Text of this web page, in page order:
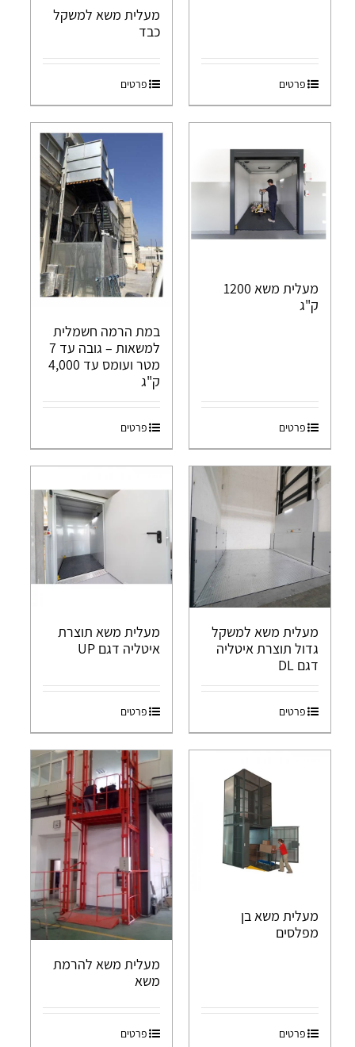
פרטים
מעלית משא למשקל
כבד
פרטים
מעלית משא 1200
ק"ג
פרטים
במת הרמה חשמלית
למשאות – גובה עד 7
מטר ועומס עד 4,000
ק"ג
פרטים
מעלית משא למשקל
גדול תוצרת איטליה
דגם DL
פרטים
מעלית משא תוצרת
איטליה דגם UP
פרטים
מעלית משא בן
מפלסים
פרטים
מעלית משא להרמת
משא
פרטים